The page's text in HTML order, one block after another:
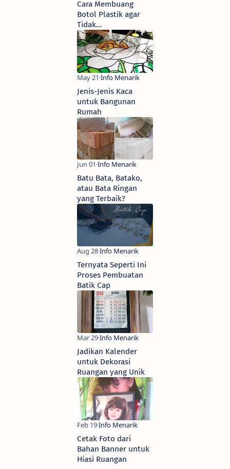
Cara Membuang
Botol Plastik agar
Tidak
Disalahgunakan
Jenis-Jenis Kaca
untuk Bangunan
Rumah
Batu Bata, Batako,
atau Bata Ringan
yang Terbaik?
Ternyata Seperti Ini
Proses Pembuatan
Batik Cap
Jadikan Kalender
untuk Dekorasi
Ruangan yang Unik
Cetak Foto dari
Bahan Banner untuk
Hiasi Ruangan